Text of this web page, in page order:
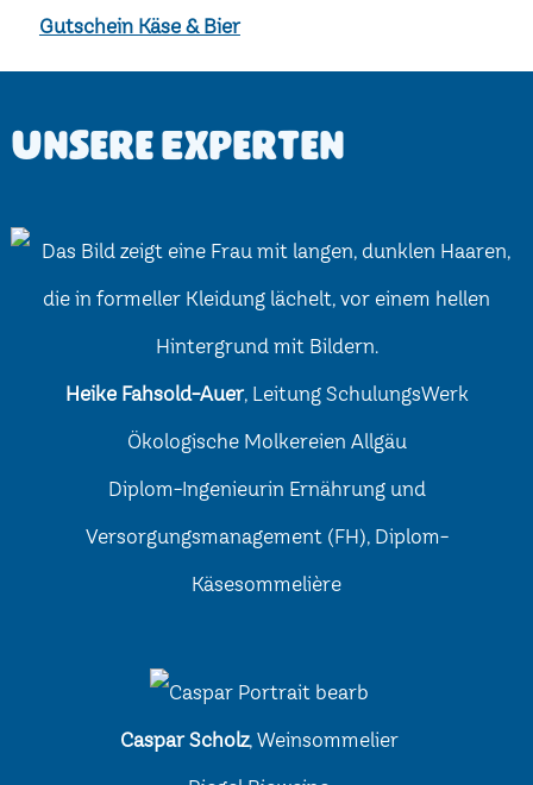
Gutschein Käse & Bier
Unsere Experten
Heike Fahsold-Auer, Leitung SchulungsWerk
Ökologische Molkereien Allgäu
Diplom-Ingenieurin Ernährung und
Versorgungsmanagement (FH), Diplom-
Käsesommelière
Caspar Scholz, Weinsommelier